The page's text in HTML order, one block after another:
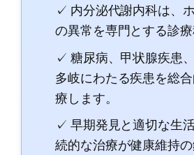
✓ 内分泌代謝内科は、
の異常を専門とする診療
✓ 糖尿病、甲状腺疾患
多岐にわたる疾患を総
療します。
✓ 早期発見と適切な生
続的な治療が健康維持